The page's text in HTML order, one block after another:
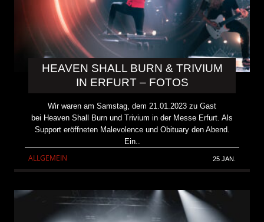
HEAVEN SHALL BURN & TRIVIUM
IN ERFURT – FOTOS
Wir waren am Samstag, dem 21.01.2023 zu Gast
bei Heaven Shall Burn und Trivium in der Messe Erfurt. Als
Support eröffneten Malevolence und Obituary den Abend.
Ein..
ALLGEMEIN 25 JAN.